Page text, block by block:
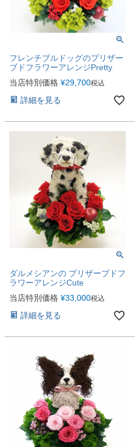
フレンチブルドッグのプリザー
ブドフラワーアレンジPretty
当店特別価格 ¥29,700税込
詳細を見る
ダルメシアンの プリザーブドフ
ラワーアレンジCute
当店特別価格 ¥33,000税込
詳細を見る